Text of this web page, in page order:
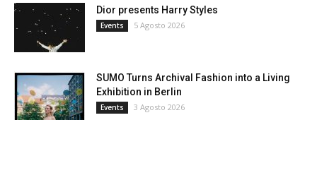
Dior presents Harry Styles
Events 5 Agosto 2026
SUMO Turns Archival Fashion into a Living
Exhibition in Berlin
Events 3 Agosto 2026